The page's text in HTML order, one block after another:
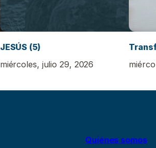
JESÚS (5)
miércoles, julio 29, 2026
Quiénes somos